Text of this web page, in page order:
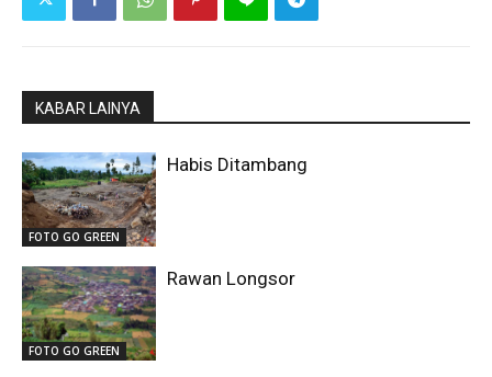
KABAR LAINYA
FOTO GO GREEN
Habis Ditambang
FOTO GO GREEN
Rawan Longsor